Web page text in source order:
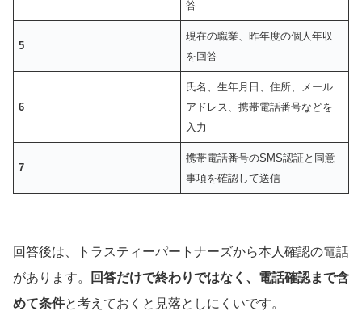
答
5
現在の職業、昨年度の個人年収
を回答
6
氏名、生年月日、住所、メール
アドレス、携帯電話番号などを
入力
7
携帯電話番号のSMS認証と同意
事項を確認して送信
回答後は、トラスティーパートナーズから本人確認の電話
があります。
回答だけで終わりではなく、電話確認まで含
めて条件と考えておくと見落としにくいです。